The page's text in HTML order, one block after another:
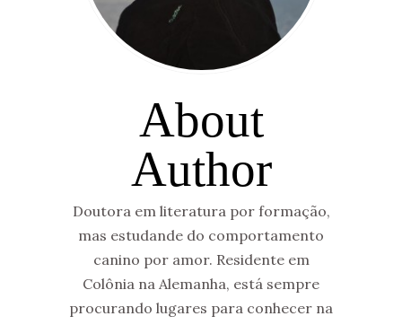
About
Author
Doutora em literatura por formação,
mas estudande do comportamento
canino por amor. Residente em
Colônia na Alemanha, está sempre
procurando lugares para conhecer na